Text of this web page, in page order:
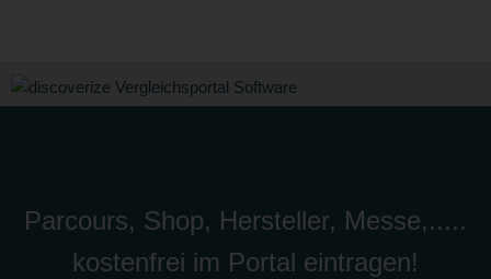
Parcours, Shop, Hersteller, Messe,.....
kostenfrei im Portal eintragen!